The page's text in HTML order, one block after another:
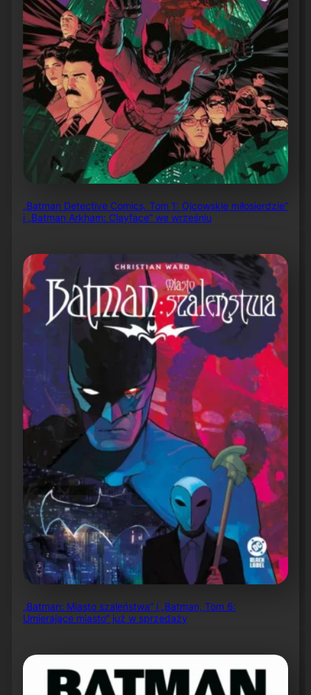
„Batman Detective Comics, Tom 1: Ojcowskie miłosierdzie”
i „Batman Arkham: Clayface” we wrześniu
„Batman: Miasto szaleństwa” i „Batman, Tom 6:
Umierające miasto” już w sprzedaży